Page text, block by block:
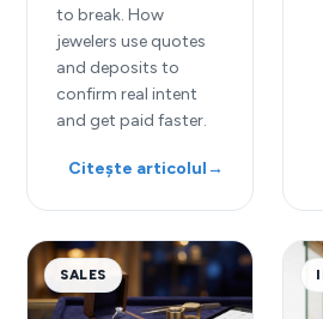
to break. How
jewelers use quotes
and deposits to
confirm real intent
and get paid faster.
Citește articolul→
SALES